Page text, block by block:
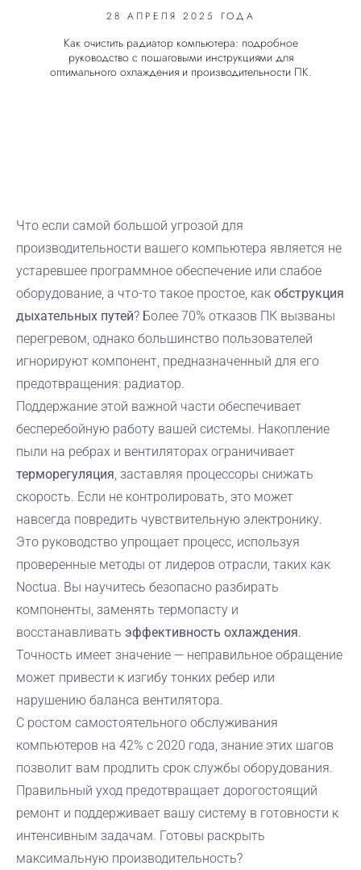
28 АПРЕЛЯ 2025 ГОДА
Как очистить радиатор компьютера: подробное
руководство с пошаговыми инструкциями для
оптимального охлаждения и производительности ПК.
Что если самой большой угрозой для
производительности вашего компьютера является не
устаревшее программное обеспечение или слабое
оборудование, а что-то такое простое, как обструкция
дыхательных путей? Более 70% отказов ПК вызваны
перегревом, однако большинство пользователей
игнорируют компонент, предназначенный для его
предотвращения: радиатор.
Поддержание этой важной части обеспечивает
бесперебойную работу вашей системы. Накопление
пыли на ребрах и вентиляторах ограничивает
терморегуляция, заставляя процессоры снижать
скорость. Если не контролировать, это может
навсегда повредить чувствительную электронику.
Это руководство упрощает процесс, используя
проверенные методы от лидеров отрасли, таких как
Noctua. Вы научитесь безопасно разбирать
компоненты, заменять термопасту и
восстанавливать эффективность охлаждения.
Точность имеет значение — неправильное обращение
может привести к изгибу тонких ребер или
нарушению баланса вентилятора.
С ростом самостоятельного обслуживания
компьютеров на 42% с 2020 года, знание этих шагов
позволит вам продлить срок службы оборудования.
Правильный уход предотвращает дорогостоящий
ремонт и поддерживает вашу систему в готовности к
интенсивным задачам. Готовы раскрыть
максимальную производительность?